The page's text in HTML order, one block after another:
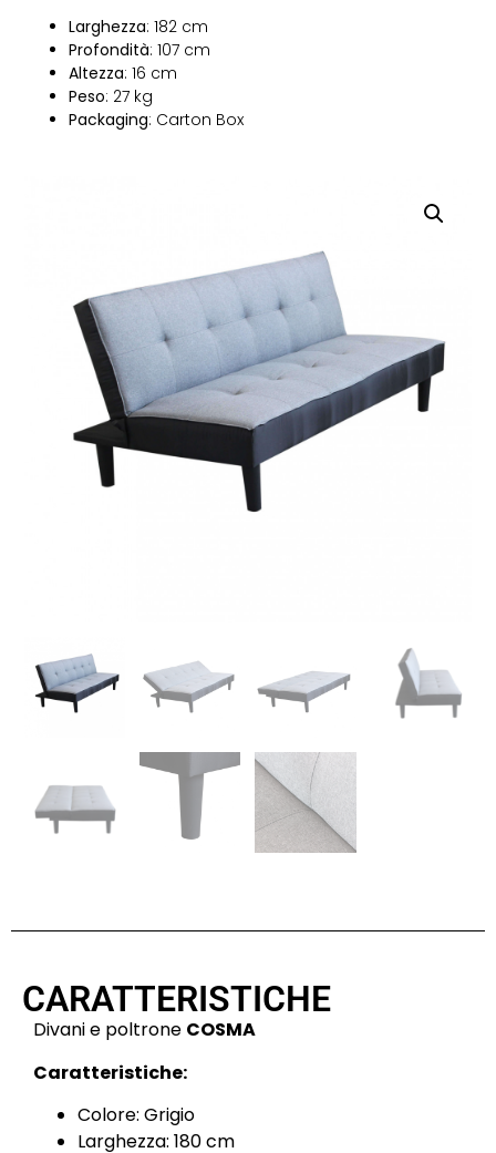
Larghezza: 182 cm
Profondità: 107 cm
Altezza: 16 cm
Peso: 27 kg
Packaging: Carton Box
CARATTERISTICHE
Divani e poltrone COSMA
Caratteristiche:
Colore: Grigio
Larghezza: 180 cm